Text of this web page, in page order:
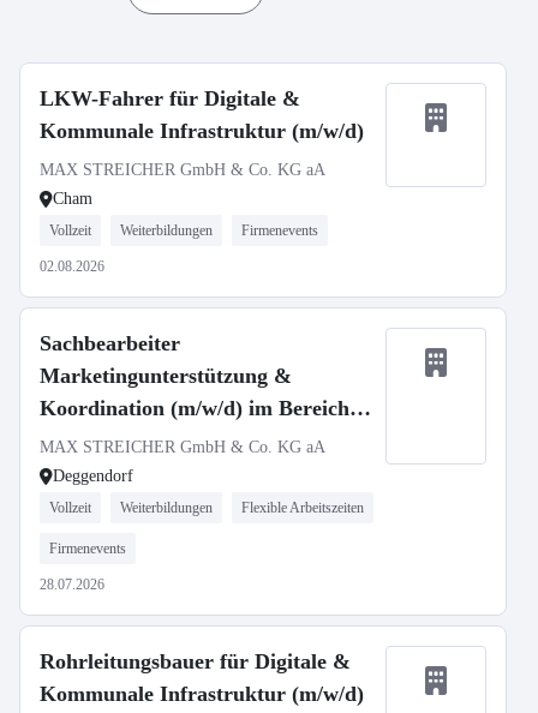
LKW-Fahrer für Digitale &
Kommunale Infrastruktur (m/w/d)
MAX STREICHER GmbH & Co. KG aA
Cham
Vollzeit Weiterbildungen Firmenevents
02.08.2026
Sachbearbeiter
Marketingunterstützung &
Koordination (m/w/d) im Bereich
Rohrleitungs- und Anlagenbau
MAX STREICHER GmbH & Co. KG aA
Deggendorf
Vollzeit Weiterbildungen Flexible Arbeitszeiten
Firmenevents
28.07.2026
Rohrleitungsbauer für Digitale &
Kommunale Infrastruktur (m/w/d)